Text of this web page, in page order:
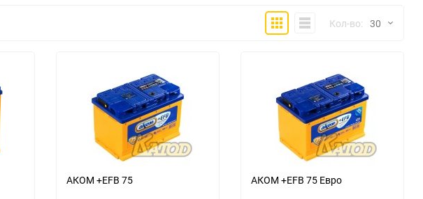
ПлиткаКомпактноКол-во: 30
60
90
150
АКОМ +EFB 75 АКОМ +EFB 75 Евро